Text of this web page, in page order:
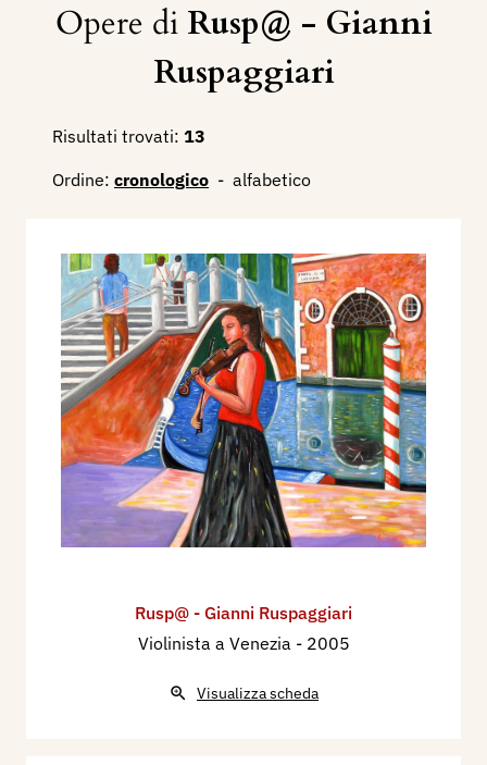
Opere di Rusp@ - Gianni
Ruspaggiari
Risultati trovati: 13
Ordine: cronologico - alfabetico
Rusp@ - Gianni Ruspaggiari
Violinista a Venezia - 2005
Visualizza scheda